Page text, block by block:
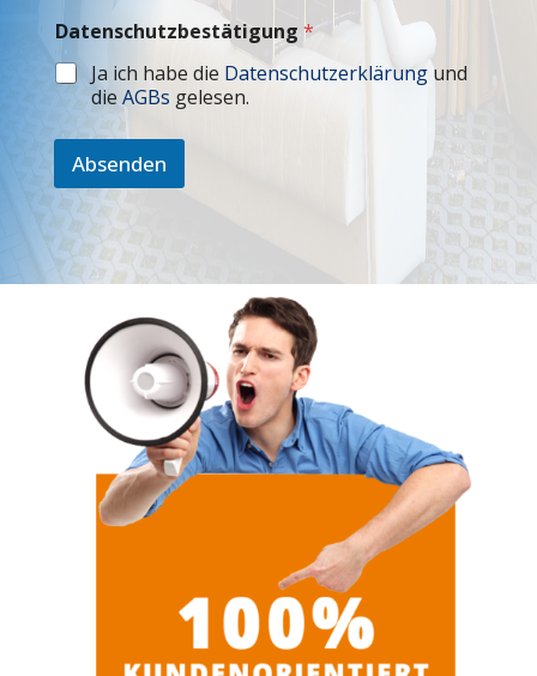
Datenschutzbestätigung *
Ja ich habe die Datenschutzerklärungund
die AGBs gelesen.
Absenden